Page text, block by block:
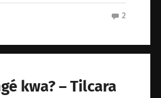
2
kwa? – Tilcara